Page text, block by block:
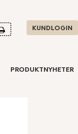
PRODUKTNYHETER
KUNDLOGIN